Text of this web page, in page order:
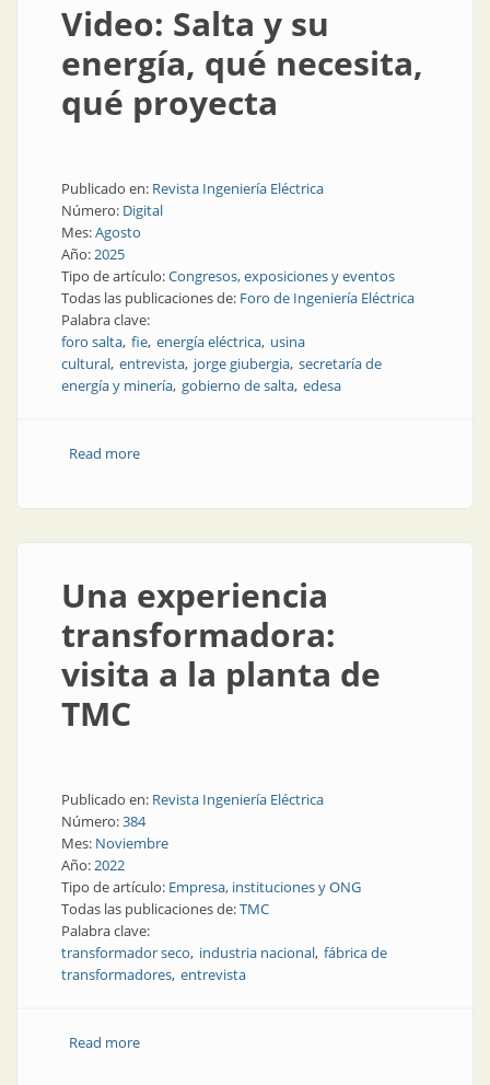
Video: Salta y su
energía, qué necesita,
qué proyecta
Publicado en: Revista Ingeniería Eléctrica
Número: Digital
Mes:Agosto
Año:2025
Tipo de artículo:Congresos, exposiciones y eventos
Todas las publicaciones de: Foro de Ingeniería Eléctrica
Palabra clave:
foro salta fie energía eléctrica usina
cultural entrevista jorge giubergia secretaría de
energía y minería gobierno de salta edesa
Read moreabout Video: Salta y su energía, qué necesita, qué
Una experiencia
transformadora:
visita a la planta de
TMC
Publicado en: Revista Ingeniería Eléctrica
Número:384
Mes: Noviembre
Año:2022
Tipo de artículo: Empresa, instituciones y ONG
Todas las publicaciones de:TMC
Palabra clave:
transformador seco industria nacional fábrica de
transformadores entrevista
Read moreabout Una experiencia transformadora: visita a la